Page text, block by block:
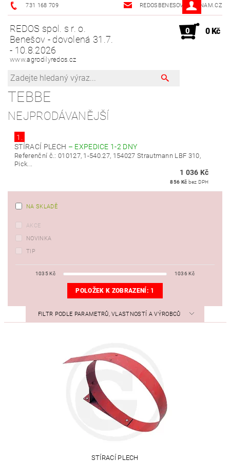
731 168 709 REDOSBENESOV@SEZNAM.CZ
REDOS spol. s r. o.
Benešov - dovolená 31.7.
- 10.8.2026
www.agrodilyredos.cz
0 0 Kč
TEBBE
NEJPRODÁVANĚJŠÍ
1.
STÍRACÍ PLECH – EXPEDICE 1-2 DNY
Referenční č.: 010127, 1-540.27, 154027 Strautmann LBF 310,
Pick...
1 036 Kč
856 Kč bez DPH
NA SKLADĚ
AKCE
NOVINKA
TIP
1035Kč 1036 Kč
POLOŽEK K ZOBRAZENÍ: 1
FILTR PODLE PARAMETRŮ, VLASTNOSTÍ A VÝROBCŮ
STÍRACÍ PLECH